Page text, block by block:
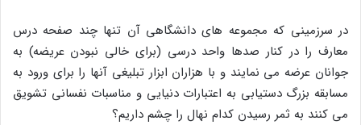
در سرزمینى که مجموعه هاى دانشگاهى آن تنها چند صفحه درس
معارف را در کنار صدها واحد درسى (براى خالى نبودن عریضه) به
جوانان عرضه مى نمایند و با هزاران ابزار تبلیغى آنها را براى ورود به
مسابقه بزرگ دستیابى به اعتبارات دنیایى و مناسبات نفسانى تشویق
مى کنند به ثمر رسیدن کدام نهال را چشم داریم؟